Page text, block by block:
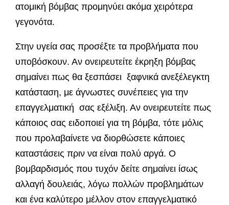
ατομική βόμβας προμηνύει ακόμα χειρότερα
γεγονότα.
Στην υγεία σας προσέξτε τα προβλήματα που
υποβόσκουν. Αν ονειρευτείτε έκρηξη βόμβας
σημαίνει πως θα ξεσπάσει ξαφνικά ανεξέλεγκτη
κατάσταση, με άγνωστες συνέπειες για την
επαγγελματική σας εξέλιξη. Αν ονειρευτείτε πως
κάποιος σας ειδοποιεί για τη βόμβα, τότε μόλις
που προλαβαίνετε να διορθώσετε κάποιες
καταστάσεις πριν να είναι πολύ αργά. Ο
βομβαρδισμός που τυχόν δείτε σημαίνει ίσως
αλλαγή δουλειάς, λόγω πολλών προβλημάτων
και ένα καλύτερο μέλλον στον επαγγελματικό